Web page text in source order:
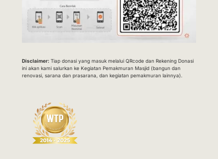
Disclaimer:Tiap donasi yang masuk melalui QRcode dan Rekening Donasi
ini akan kami salurkan ke Kegiatan Pemakmuran Masjid (bangun dan
renovasi, sarana dan prasarana, dan kegiatan pemakmuran lainnya).